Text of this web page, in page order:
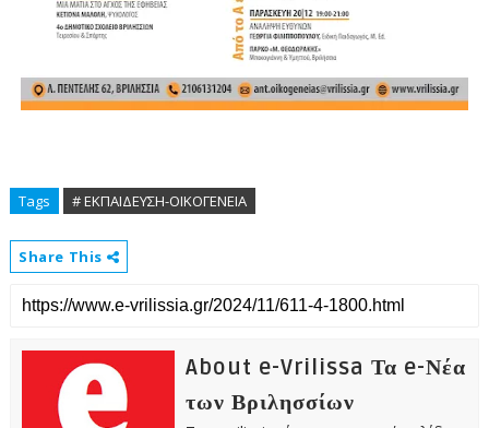
Tags # ΕΚΠΑΙΔΕΥΣΗ-ΟΙΚΟΓΕΝΕΙΑ
Share This
About e-Vrilissa Τα e-Νέα
των Βριλησσίων